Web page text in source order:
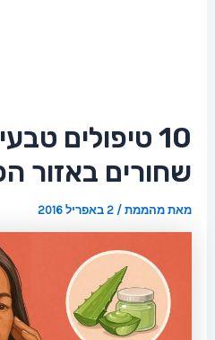
10 טיפולים
שחורים באזור
מאתמהממת/2 באפריל 2016